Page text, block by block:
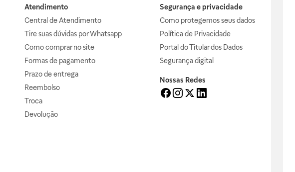
Atendimento
Central de Atendimento
Tire suas dúvidas por Whatsapp
Como comprar no site
Formas de pagamento
Prazo de entrega
Reembolso
Troca
Devolução
Segurança e privacidade
Como protegemos seus dados
Política de Privacidade
Portal do Titular dos Dados
Segurança digital
Nossas Redes